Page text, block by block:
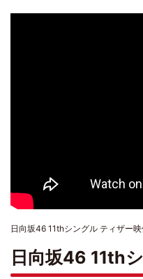
日向坂46 11thシングル ティザー
日向坂46 11th